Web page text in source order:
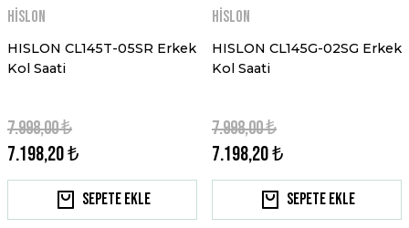
Hislon
HISLON CL145T-05SR Erkek
Kol Saati
7.198,20 ₺
7.998,00 ₺
Sepete Ekle
Hislon
HISLON CL145G-02SG Erkek
Kol Saati
7.198,20 ₺
7.998,00 ₺
Sepete Ekle